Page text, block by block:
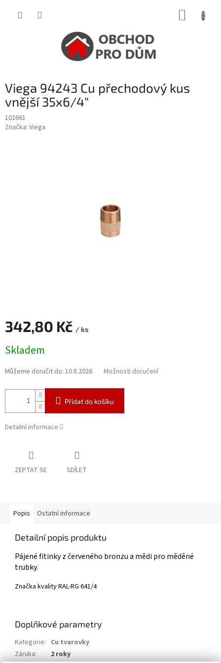
Viega 94243 Cu přechodový kus
vnější 35x6/4"
102661
Značka: Viega
342,80 Kč / ks
cena:
Skladem
Můžeme doručit do: 10.8.2026 Možnosti doručení
Přidat do košíku
Detailní informace
ZEPTAT SE SDÍLET
Popis Ostatní informace
Detailní popis produktu
Pájené fitinky z červeného bronzu a mědi pro měděné
trubky.
Značka kvality RAL-​RG 641/4
Doplňkové parametry
Kategorie: Cu tvarovky
Záruka:
2 roky